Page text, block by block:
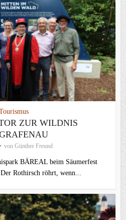
ZUR WILDNIS
von Günther Freund
BÄREAL beim Säumerfest
Rothirsch röhrt, wenn...